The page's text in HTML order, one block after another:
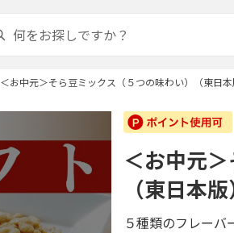
＜お中元＞そら豆ミックス（５つの味わい）（東日本
＜お中元
（東日本版
５種類のフレーバ